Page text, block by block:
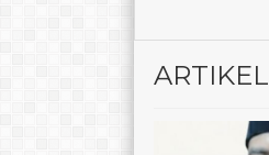
ARTIKEL